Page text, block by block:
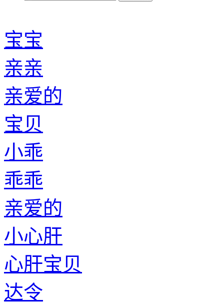
宝宝
亲亲
亲爱的
宝贝
小乖
乖乖
亲爱的
小心肝
心肝宝贝
达令